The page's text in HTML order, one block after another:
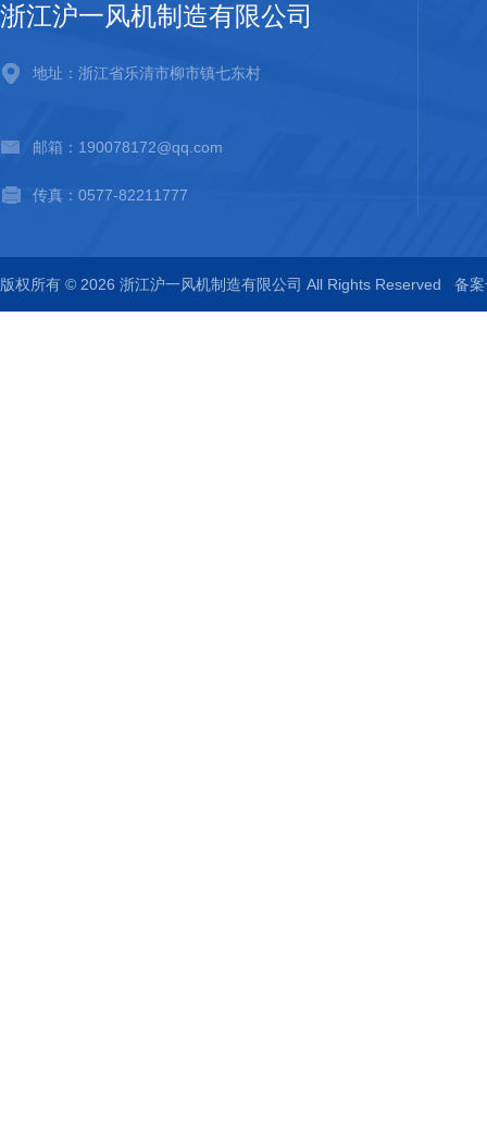
浙江沪一风机制造有限公司
地址：浙江省乐清市柳市镇七东村
邮箱：190078172@qq.com
传真：0577-82211777
版权所有 © 2026 浙江沪一风机制造有限公司 All Rights Reserved 备